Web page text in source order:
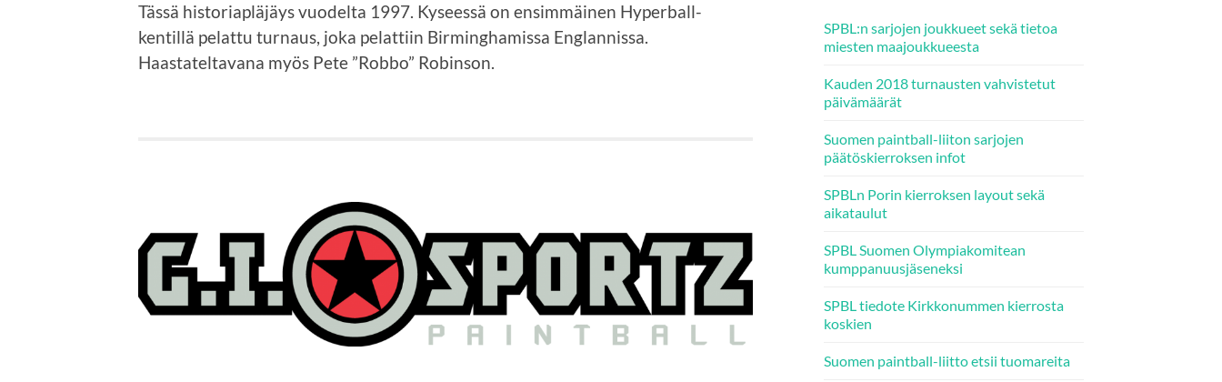
Tässä historiapläjäys vuodelta 1997. Kyseessä on ensimmäinen Hyperball-
kentillä pelattu turnaus, joka pelattiin Birminghamissa Englannissa.
Haastateltavana myös Pete ”Robbo” Robinson.
SPBL:n sarjojen joukkueet sekä tietoa
miesten maajoukkueesta
Kauden 2018 turnausten vahvistetut
päivämäärät
Suomen paintball-liiton sarjojen
päätöskierroksen infot
SPBLn Porin kierroksen layout sekä
aikataulut
SPBL Suomen Olympiakomitean
kumppanuusjäseneksi
SPBL tiedote Kirkkonummen kierrosta
koskien
Suomen paintball-liitto etsii tuomareita